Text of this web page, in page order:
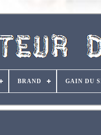
BRAND GAIN DU